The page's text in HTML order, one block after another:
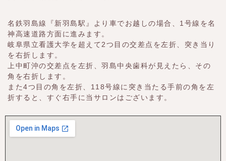
名鉄羽島線『新羽島駅』より車でお越しの場合、1号線を名
神高速道路方面に進みます。
岐阜県立看護大学を超えて2つ目の交差点を左折、突き当り
を右折します。
上中町沖の交差点を左折、羽島中央歯科が見えたら、その
角を右折します。
また4つ目の角を左折、118号線に突き当たる手前の角を左
折すると、すぐ右手に当サロンはございます。